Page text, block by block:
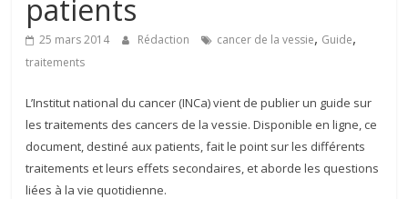
patients
25 mars 2014 Rédaction cancer de la vessie, Guide,
traitements
L’Institut national du cancer (INCa) vient de publier un guide sur
les traitements des cancers de la vessie. Disponible en ligne, ce
document, destiné aux patients, fait le point sur les différents
traitements et leurs effets secondaires, et aborde les questions
liées à la vie quotidienne.